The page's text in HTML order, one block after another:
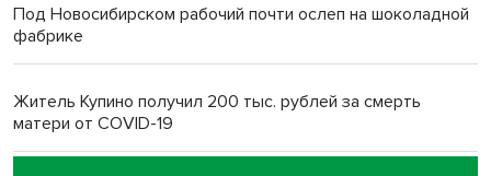
Под Новосибирском рабочий почти ослеп на шоколадной
фабрике
Житель Купино получил 200 тыс. рублей за смерть
матери от COVID-19